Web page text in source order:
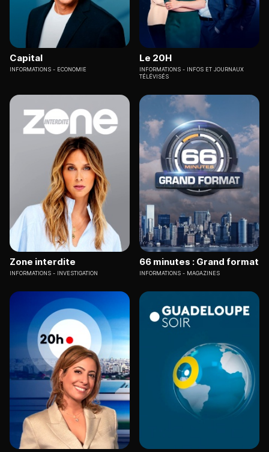
Capital
INFORMATIONS ECONOMIE
Le 20H
INFORMATIONS
INFOS ET JOURNAUX
TÉLÉVISÉS
Zone interdite
INFORMATIONS INVESTIGATION
66 minutes : Grand format
INFORMATIONS MAGAZINES